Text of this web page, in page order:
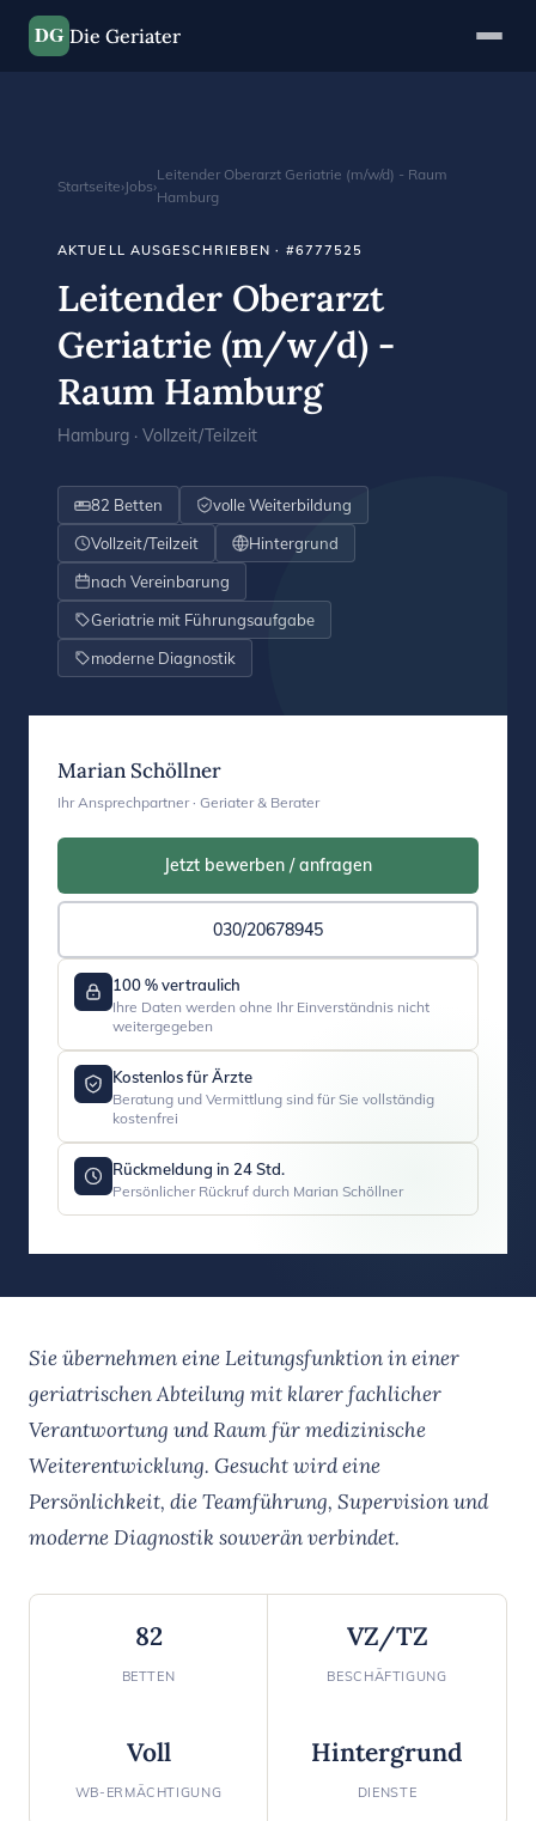
DG Die Geriater
Startseite›Jobs›
Leitender Oberarzt Geriatrie (m/w/d) - Raum
Hamburg
AKTUELL AUSGESCHRIEBEN · #6777525
Leitender Oberarzt
Geriatrie (m/w/d) -
Raum Hamburg
Hamburg · Vollzeit/Teilzeit
82 Betten
volle Weiterbildung
Vollzeit/Teilzeit
Hintergrund
nach Vereinbarung
Geriatrie mit Führungsaufgabe
moderne Diagnostik
Marian Schöllner
Ihr Ansprechpartner · Geriater & Berater
Jetzt bewerben / anfragen
030/20678945
100 % vertraulich
Ihre Daten werden ohne Ihr Einverständnis nicht
weitergegeben
Kostenlos für Ärzte
Beratung und Vermittlung sind für Sie vollständig
kostenfrei
Rückmeldung in 24 Std.
Persönlicher Rückruf durch Marian Schöllner
Sie übernehmen eine Leitungsfunktion in einer
geriatrischen Abteilung mit klarer fachlicher
Verantwortung und Raum für medizinische
Weiterentwicklung. Gesucht wird eine
Persönlichkeit, die Teamführung, Supervision und
moderne Diagnostik souverän verbindet.
82
BETTEN
VZ/TZ
BESCHÄFTIGUNG
Voll
WB-ERMÄCHTIGUNG
Hintergrund
DIENSTE